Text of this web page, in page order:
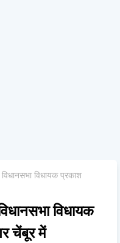
विधायक प्रकाश
विधायक
चेंबूर में